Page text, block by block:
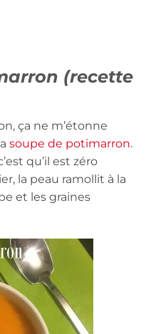
(recette
ça ne m’étonne
soupe de potimarron.
qu’il est zéro
la peau ramollit à la
et les graines